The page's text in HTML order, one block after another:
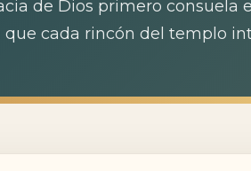
de Dios primero consuela
que cada rincón del templo